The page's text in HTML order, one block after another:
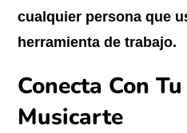
cualquier persona que
herramienta de trabajo.
Conecta Con
Musicarte